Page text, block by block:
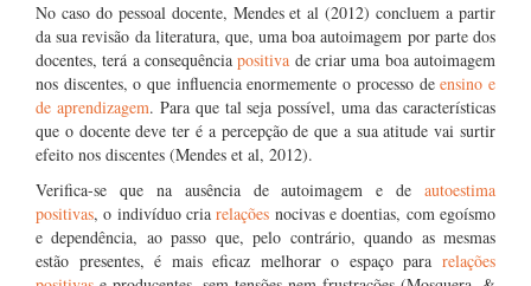
No caso do pessoal docente, Mendes et al (2012) concluem a partir
da sua revisão da literatura, que, uma boa autoimagem por parte dos
docentes, terá a consequênciapositiva de criar uma boa autoimagem
nos discentes, o que influencia enormemente o processo deensino e
de aprendizagem. Para que tal seja possível, uma das características
que o docente deve ter é a percepção de que a sua atitude vai surtir
efeito nos discentes (Mendes et al, 2012).
Verifica-se que na ausência de autoimagem e de autoestima
positivas, o indivíduo criarelações nocivas e doentias, com egoísmo
e dependência, ao passo que, pelo contrário, quando as mesmas
estão presentes, é mais eficaz melhorar o espaço para relações